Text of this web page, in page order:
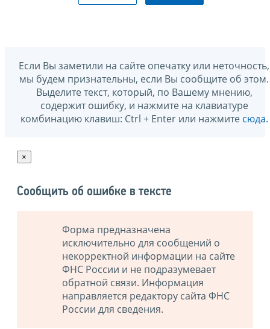
Если Вы заметили на сайте опечатку или неточность,
мы будем признательны, если Вы сообщите об этом.
Выделите текст, который, по Вашему мнению,
содержит ошибку, и нажмите на клавиатуре
комбинацию клавиш: Ctrl + Enter или нажмите сюда.
×
Сообщить об ошибке в тексте
Форма предназначена
исключительно для сообщений о
некорректной информации на сайте
ФНС России и не подразумевает
обратной связи. Информация
направляется редактору сайта ФНС
России для сведения.